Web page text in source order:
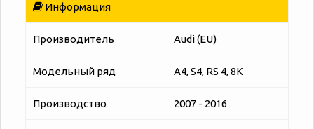
Информация
Производитель Audi (EU)
Модельный ряд A4, S4, RS 4, 8K
Производство 2007 - 2016